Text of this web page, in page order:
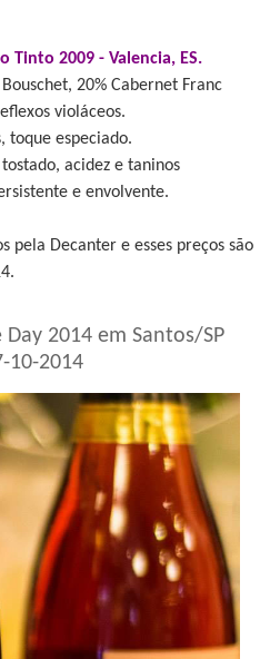
Tinto 2009 - Valencia, ES.
20% Cabernet Franc
violáceos.
toque especiado.
acidez e taninos
e envolvente.
pela Decanter e esses preços são
2014 em Santos/SP
10-2014